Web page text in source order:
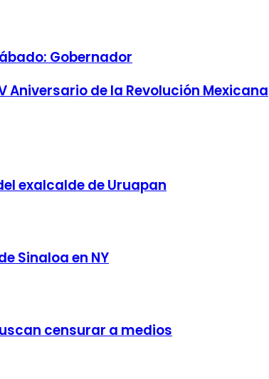
Gobernador
Aniversario de la Revolución Mexicana
exalcalde de Uruapan
Sinaloa en NY
censurar a medios